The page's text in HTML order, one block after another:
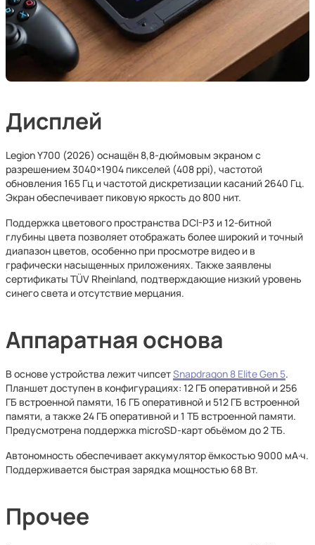
Дисплей
Legion Y700 (2026) оснащён 8,8-дюймовым экраном с
разрешением 3040×1904 пикселей (408 ppi), частотой
обновления 165 Гц и частотой дискретизации касаний 2640 Гц.
Экран обеспечивает пиковую яркость до 800 нит.
Поддержка цветового пространства DCI-P3 и 12-битной
глубины цвета позволяет отображать более широкий и точный
диапазон цветов, особенно при просмотре видео и в
графически насыщенных приложениях. Также заявлены
сертификаты TÜV Rheinland, подтверждающие низкий уровень
синего света и отсутствие мерцания.
Аппаратная основа
В основе устройства лежит чипсетSnapdragon 8 Elite Gen 5.
Планшет доступен в конфигурациях: 12 ГБ оперативной и 256
ГБ встроенной памяти, 16 ГБ оперативной и 512 ГБ встроенной
памяти, а также 24 ГБ оперативной и 1 ТБ встроенной памяти.
Предусмотрена поддержка microSD-карт объёмом до 2 ТБ.
Автономность обеспечивает аккумулятор ёмкостью 9000 мА·ч.
Поддерживается быстрая зарядка мощностью 68 Вт.
Прочее